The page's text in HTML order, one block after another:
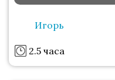
Игорь
2.5 часа